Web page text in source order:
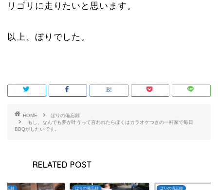
リゴリに走りたいと思います。
以上、ぼりでした。
HOME
ぼりの備忘録
もし、なんでも夢が叶うって言われたらぼくはカラオケつきの一軒家で毎日
BBQがしたいです。
RELATED POST
備忘録 ぼりの備忘録 ぼりの備忘録